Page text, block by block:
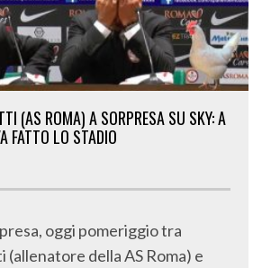
(AS ROMA) A SORPRESA SU SKY: A
FATTO LO STADIO
oggi pomeriggio tra
(allenatore della AS Roma) e